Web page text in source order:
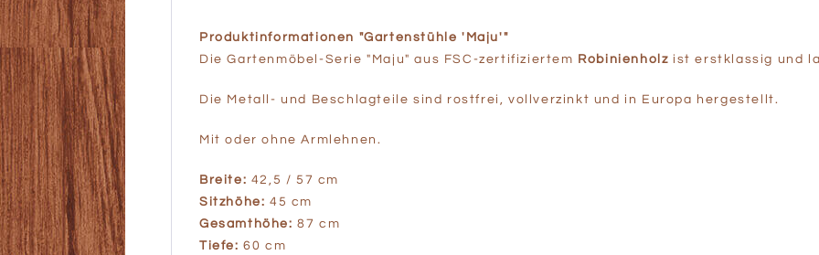
Produktinformationen "Gartenstühle 'Maju'"
Die Gartenmöbel-Serie "Maju" aus FSC-zertifiziertem Robinienholz ist erstklassig und
Die Metall- und Beschlagteile sind rostfrei, vollverzinkt und in Europa hergestellt.
Mit oder ohne Armlehnen.
Breite: 42,5 / 57 cm
Sitzhöhe: 45 cm
Gesamthöhe: 87 cm
Tiefe: 60 cm